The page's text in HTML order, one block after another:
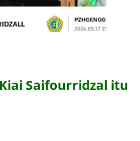
Saifourridzal itu